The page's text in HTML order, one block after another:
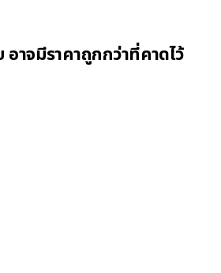
าจมีราคาถูกกว่าที่คาดไว้